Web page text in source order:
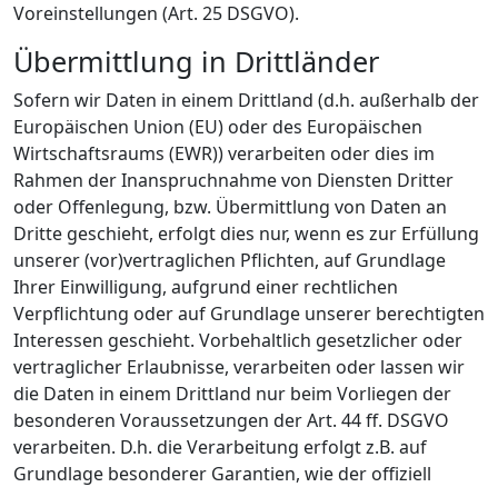
Voreinstellungen (Art. 25 DSGVO).
Übermittlung in Drittländer
Sofern wir Daten in einem Drittland (d.h. außerhalb der
Europäischen Union (EU) oder des Europäischen
Wirtschaftsraums (EWR)) verarbeiten oder dies im
Rahmen der Inanspruchnahme von Diensten Dritter
oder Offenlegung, bzw. Übermittlung von Daten an
Dritte geschieht, erfolgt dies nur, wenn es zur Erfüllung
unserer (vor)vertraglichen Pflichten, auf Grundlage
Ihrer Einwilligung, aufgrund einer rechtlichen
Verpflichtung oder auf Grundlage unserer berechtigten
Interessen geschieht. Vorbehaltlich gesetzlicher oder
vertraglicher Erlaubnisse, verarbeiten oder lassen wir
die Daten in einem Drittland nur beim Vorliegen der
besonderen Voraussetzungen der Art. 44 ff. DSGVO
verarbeiten. D.h. die Verarbeitung erfolgt z.B. auf
Grundlage besonderer Garantien, wie der offiziell